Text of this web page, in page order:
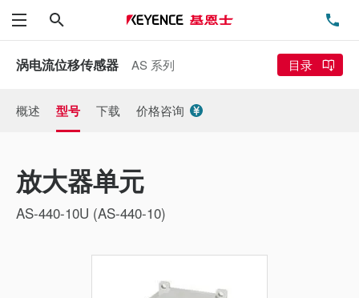
菜单
涡电流位移传感器 AS 系列 目录
概述 型号 下载 价格咨询
放大器单元
AS-440-10U (AS-440-10)